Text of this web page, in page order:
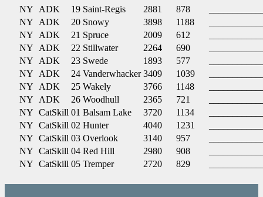
NY
ADK 19 Saint-Regis 2881 878
NY
ADK 20 Snowy 3898 1188
NY
ADK 21 Spruce 2009 612
NY
ADK 22 Stillwater 2264 690
NY
ADK 23 Swede 1893 577
NY
ADK 24 Vanderwhacker 3409 1039
NY
ADK 25 Wakely 3766 1148
NY
ADK 26 Woodhull 2365 721
NY CatSkill 01 Balsam Lake 3720 1134
NY CatSkill 02 Hunter 4040 1231
NY CatSkill 03 Overlook 3140 957
NY CatSkill 04 Red Hill 2980 908
NY CatSkill 05 Tremper 2720 829